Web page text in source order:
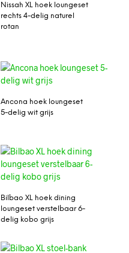
Nissah XL hoek loungeset
rechts 4-delig naturel
rotan
Ancona hoek loungeset
5-delig wit grijs
Bilbao XL hoek dining
loungeset verstelbaar 6-
delig kobo grijs